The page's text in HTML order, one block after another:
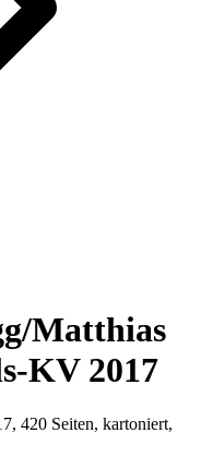
Matthias
KV 2017
420 Seiten, kartoniert,